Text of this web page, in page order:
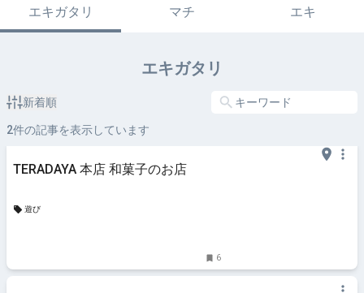
エキガタリ マチ エキ
エキガタリ
新着順
2件の記事を表示しています
TERADAYA 本店 和菓子のお店
遊び
6